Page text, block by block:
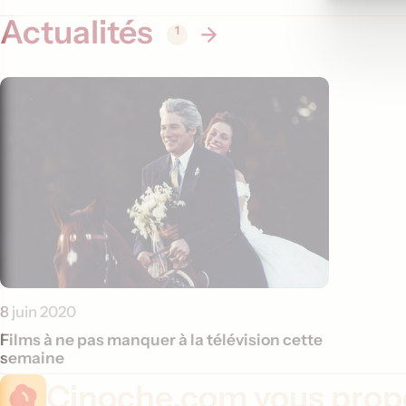
Actualités 1
8 juin 2020
Films à ne pas manquer à la télévision cette
semaine